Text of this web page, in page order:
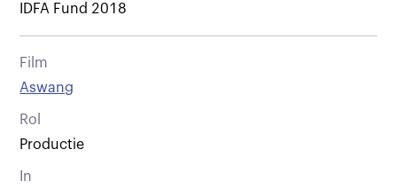
IDFA Fund 2018
Film
Aswang
Rol
Productie
In